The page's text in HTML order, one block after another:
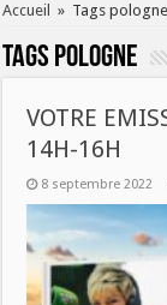
Accueil » Tags pologne
Tags pologne
VOTRE
14H-16H
8 septembre 2022